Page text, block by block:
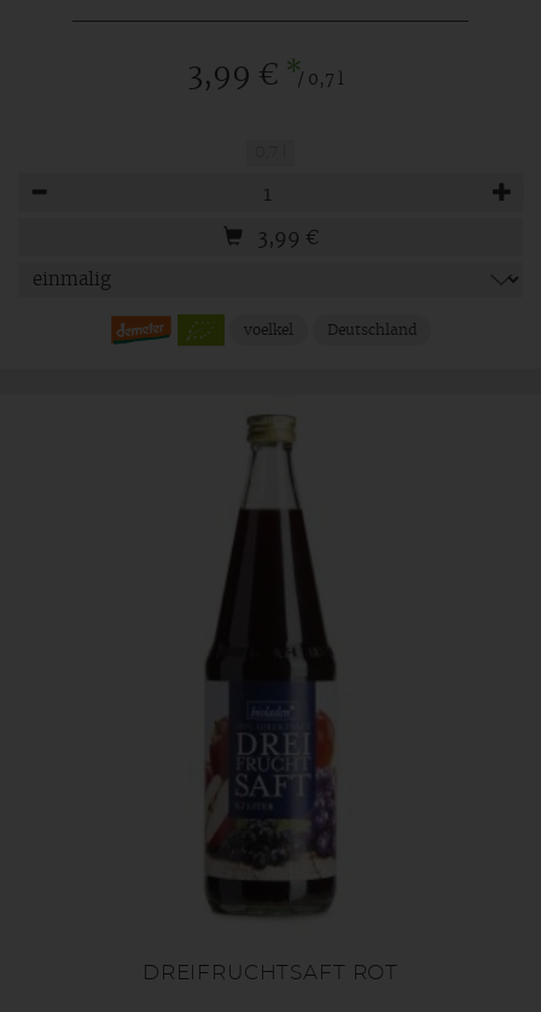
3,99 € */ 0,7 l
3,99 €
voelkel Deutschland
DREIFRUCHTSAFT ROT